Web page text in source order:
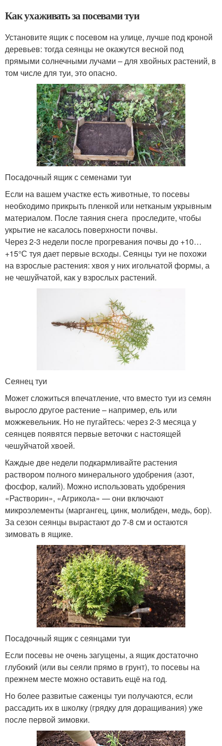
Как ухаживать за посевами туи
Установите ящик с посевом на улице, лучше под кроной
деревьев: тогда сеянцы не окажутся весной под
прямыми солнечными лучами – для хвойных растений, в
том числе для туи, это опасно.
Посадочный ящик с семенами туи
Если на вашем участке есть животные, то посевы
необходимо прикрыть пленкой или нетканым укрывным
материалом. После таяния снега проследите, чтобы
укрытие не касалось поверхности почвы.
Через 2-3 недели после прогревания почвы до +10…
+15°С туя дает первые всходы. Сеянцы туи не похожи
на взрослые растения: хвоя у них игольчатой формы, а
не чешуйчатой, как у взрослых растений.
Сеянец туи
Может сложиться впечатление, что вместо туи из семян
выросло другое растение – например, ель или
можжевельник. Но не пугайтесь: через 2-3 месяца у
сеянцев появятся первые веточки с настоящей
чешуйчатой хвоей.
Каждые две недели подкармливайте растения
раствором полного минерального удобрения (азот,
фосфор, калий). Можно использовать удобрения
«Растворин», «Агрикола» — они включают
микроэлементы (маргангец, цинк, молибден, медь, бор).
За сезон сеянцы вырастают до 7-8 см и остаются
зимовать в ящике.
Посадочный ящик с сеянцами туи
Если посевы не очень загущены, а ящик достаточно
глубокий (или вы сеяли прямо в грунт), то посевы на
прежнем месте можно оставить ещё на год.
Но более развитые саженцы туи получаются, если
рассадить их в школку (грядку для доращивания) уже
после первой зимовки.